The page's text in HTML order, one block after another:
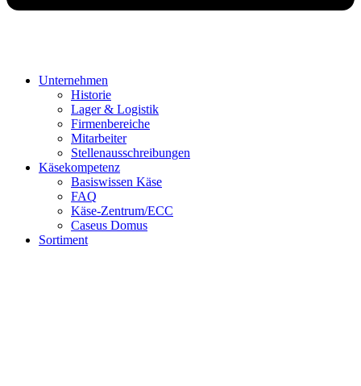
Unternehmen
Historie
Lager & Logistik
Firmenbereiche
Mitarbeiter
Stellenausschreibungen
Käsekompetenz
Basiswissen Käse
FAQ
Käse-Zentrum/ECC
Caseus Domus
Sortiment